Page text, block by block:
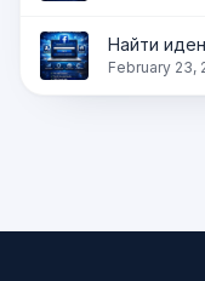
February 23,